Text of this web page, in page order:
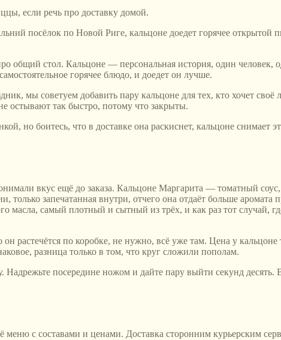
если речь про доставку домой.
посёлок по Новой Риге, кальцоне доедет горячее
стол. Кальцоне — персональная история, один человек,
горячее блюдо, и доедет он лучше.
мы советуем добавить пару кальцоне для тех, кто хочет
остывают так быстро, потому что закрыты.
боитесь, что в доставке она раскиснет, кальцоне снимает
вкус ещё до заказа. Кальцоне Маргарита — томатный соус,
запечатанная внутри, отчего она отдаёт больше аромата
самый плотный и сытный из трёх, и как раз тот случай,
растечётся по коробке, не нужно, всё уже там. Цена у
разница только в том, что круг сложили пополам.
Надрежьте посередине ножом и дайте пару выйти секунд
меню с составами и ценами. Доставка сторонним курьерским